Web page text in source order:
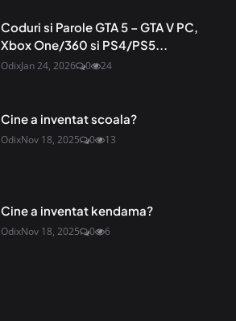
Coduri si Parole GTA 5 – GTA V PC,
Xbox One/360 si PS4/PS5...
OdixJan 24, 2026 0 24
Cine a inventat scoala?
OdixNov 18, 2025 0 13
Cine a inventat kendama?
OdixNov 18, 2025 0 6